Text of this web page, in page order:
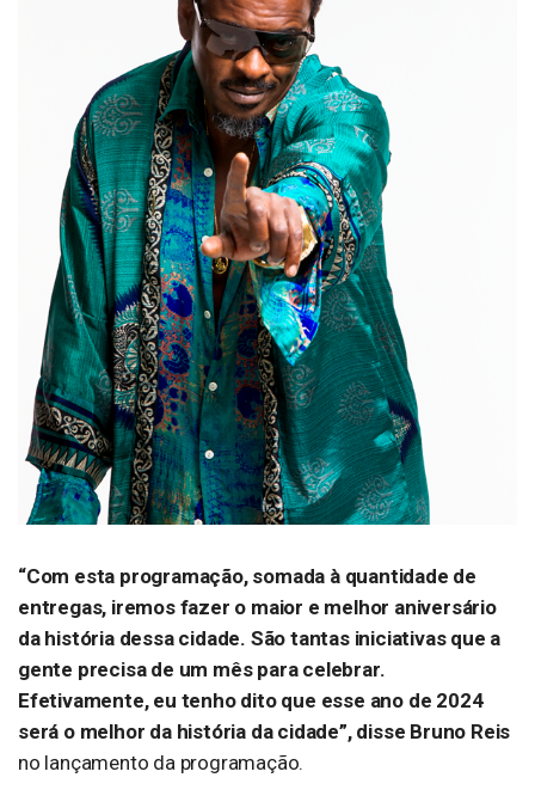
“Com esta programação, somada à quantidade de
entregas, iremos fazer o maior e melhor aniversário
da história dessa cidade. São tantas iniciativas que a
gente precisa de um mês para celebrar.
Efetivamente, eu tenho dito que esse ano de 2024
será o melhor da história da cidade”, disse Bruno Reis
no lançamento da programação.